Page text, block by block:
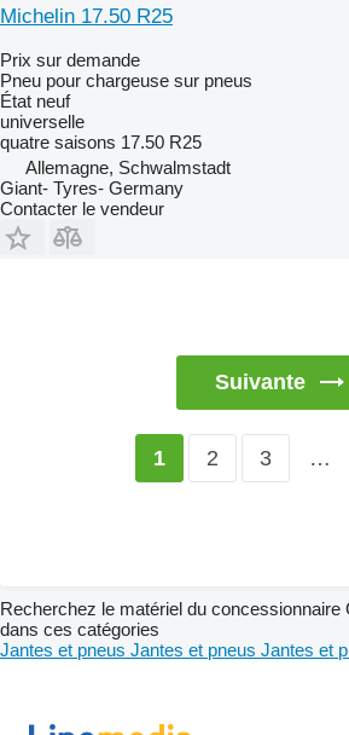
Michelin 17.50 R25
Prix sur demande
Pneu pour chargeuse sur pneus
État neuf
universelle
quatre saisons 17.50 R25
Allemagne, Schwalmstadt
Giant- Tyres- Germany
Contacter le vendeur
Suivante
1 2 3 …
Recherchez le matériel du
dans ces catégories
Jantes et pneus Jantes et pneus Jantes et